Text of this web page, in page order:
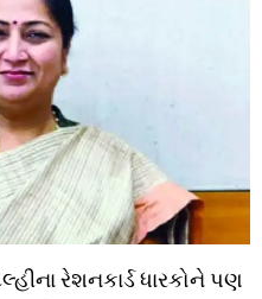
રેશનકાર્ડ ધારકોને પણ